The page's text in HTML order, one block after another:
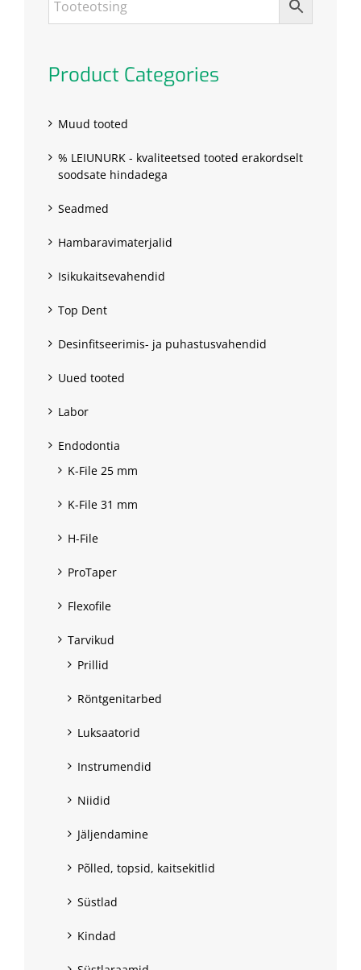
Product Categories
Muud tooted
% LEIUNURK - kvaliteetsed tooted erakordselt
soodsate hindadega
Seadmed
Hambaravimaterjalid
Isikukaitsevahendid
Top Dent
Desinfitseerimis- ja puhastusvahendid
Uued tooted
Labor
Endodontia
K-File 25 mm
K-File 31 mm
H-File
ProTaper
Flexofile
Tarvikud
Prillid
Röntgenitarbed
Luksaatorid
Instrumendid
Niidid
Jäljendamine
Põlled, topsid, kaitsekitlid
Süstlad
Kindad